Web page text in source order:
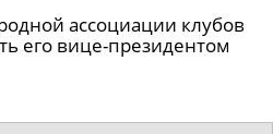
ассоциации клубов
его вице-президентом